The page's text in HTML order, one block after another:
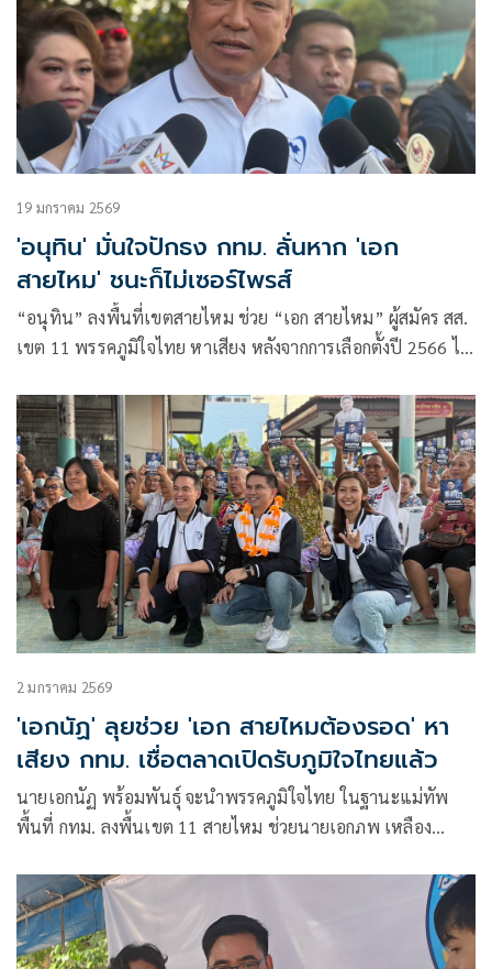
19 มกราคม 2569
'อนุทิน' มั่นใจปักธง กทม. ลั่นหาก 'เอก
สายไหม' ชนะก็ไม่เซอร์ไพรส์
“อนุทิน” ลงพื้นที่เขตสายไหม ช่วย “เอก สายไหม” ผู้สมัคร สส.
เขต 11 พรรคภูมิใจไทย หาเสียง หลังจากการเลือกตั้งปี 2566 ได้
2 มกราคม 2569
'เอกนัฏ' ลุยช่วย 'เอก สายไหมต้องรอด' หา
เสียง กทม. เชื่อตลาดเปิดรับภูมิใจไทยแล้ว
นายเอกนัฏ พร้อมพันธุ์ จะนำพรรคภูมิใจไทย ในฐานะแม่ทัพ
พื้นที่ กทม. ลงพื้นเขต 11 สายไหม ช่วยนายเอกภพ เหลือง
เสียง และขึ้นเวทีปราศรัยย่อยเวทีแรก ของ กทม.